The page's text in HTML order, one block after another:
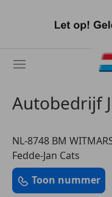
naar
Autobedrijf
NL-8748 BM
Fedde-Jan Cats
Toon nummer